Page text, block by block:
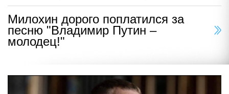
Милохин дорого поплатился за
песню "Владимир Путин –
молодец!"